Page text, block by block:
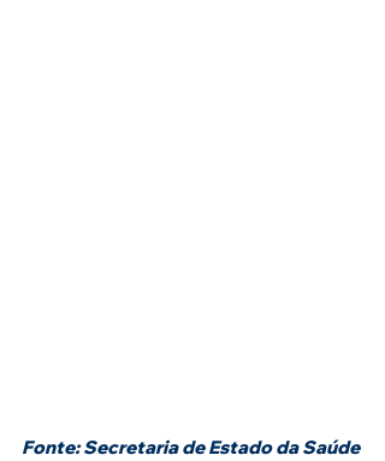
Fonte: Secretaria de Estado da Saúde